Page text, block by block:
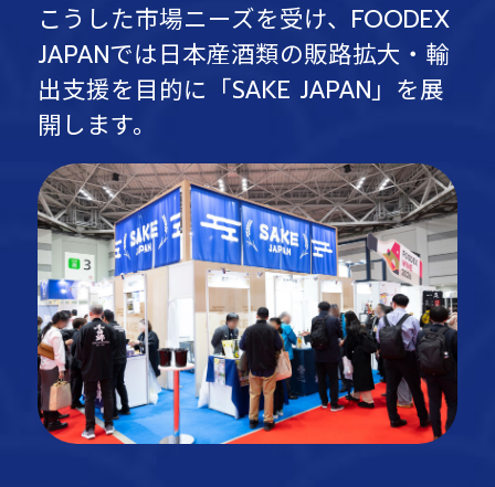
こうした市場ニーズを受け、FOODEX
JAPANでは日本産酒類の販路拡大・輸
出支援を目的に「SAKE JAPAN」を展
開します。